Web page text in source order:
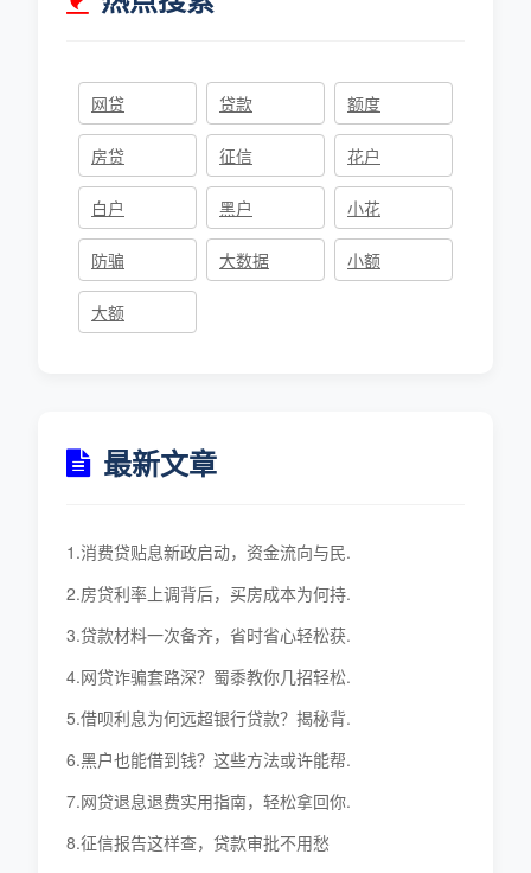
网贷 贷款 额度
房贷 征信 花户
白户 黑户 小花
防骗 大数据 小额
大额
最新文章
1.消费贷贴息新政启动，资金流向与民.
2.房贷利率上调背后，买房成本为何持.
3.贷款材料一次备齐，省时省心轻松获.
4.网贷诈骗套路深？蜀黍教你几招轻松.
5.借呗利息为何远超银行贷款？揭秘背.
6.黑户也能借到钱？这些方法或许能帮.
7.网贷退息退费实用指南，轻松拿回你.
8.征信报告这样查，贷款审批不用愁